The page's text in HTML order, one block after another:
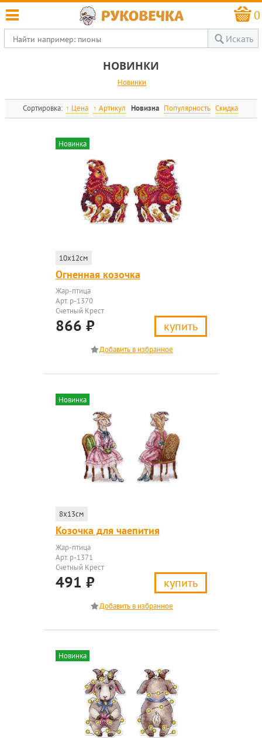
0
Искать
НОВИНКИ
Новинки
Сортировка: Цена Артикул Новизна Популярность Скидка
Новинка
10x12см
Огненная козочка
Жар-птица
Арт. р-1370
Счетный Крест
866 ₽ купить
Новинка
8x13см
Козочка для чаепития
Жар-птица
Арт. р-1371
Счетный Крест
491 ₽ купить
Новинка